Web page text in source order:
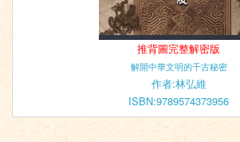
推背圖完整解密版
解開中華文明的千古秘密
作者:林弘維
ISBN:9789574373956